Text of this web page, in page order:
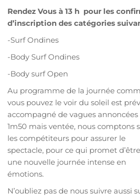
Rendez Vous à 13 h pour les
d’inscription des catégories
-Surf Ondines
-Body Surf Ondines
-Body surf Open
Au programme de la journée
vous pouvez le voir du soleil est
accompagné de vagues annoncées
1m50 mais ventée, nous comptons
les compétiteurs pour assurer le
spectacle, pour ce qui promet d’être
une nouvelle journée intense en
émotions.
N’oubliez pas de nous suivre aussi